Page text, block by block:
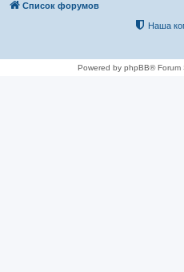
Список форумов
Наша
Powered by phpBB®